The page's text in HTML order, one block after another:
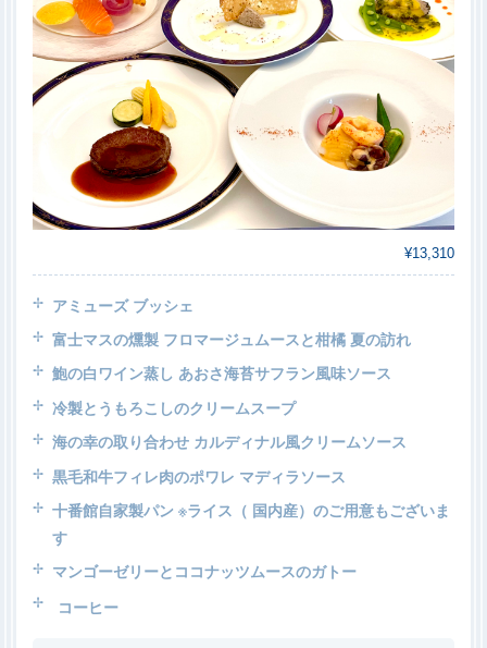
¥13,310
アミューズ ブッシェ
富士マスの燻製 フロマージュムースと柑橘 夏の訪れ
鮑の白ワイン蒸し あおさ海苔サフラン風味ソース
冷製とうもろこしのクリームスープ
海の幸の取り合わせ カルディナル風クリームソース
黒毛和牛フィレ肉のポワレ マディラソース
十番館自家製パン ※ライス（ 国内産）のご用意もございま
す
マンゴーゼリーとココナッツムースのガトー
コーヒー